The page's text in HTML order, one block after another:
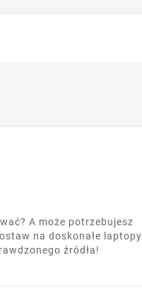
A może potrzebujesz
na doskonałe laptopy
źródła!